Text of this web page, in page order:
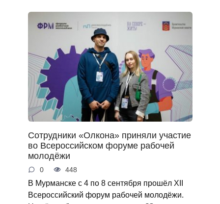
Сотрудники «Олкона» приняли участие
во Всероссийском форуме рабочей
молодёжи
0 448
В Мурманске с 4 по 8 сентября прошёл XII
Всероссийский форум рабочей молодёжи.